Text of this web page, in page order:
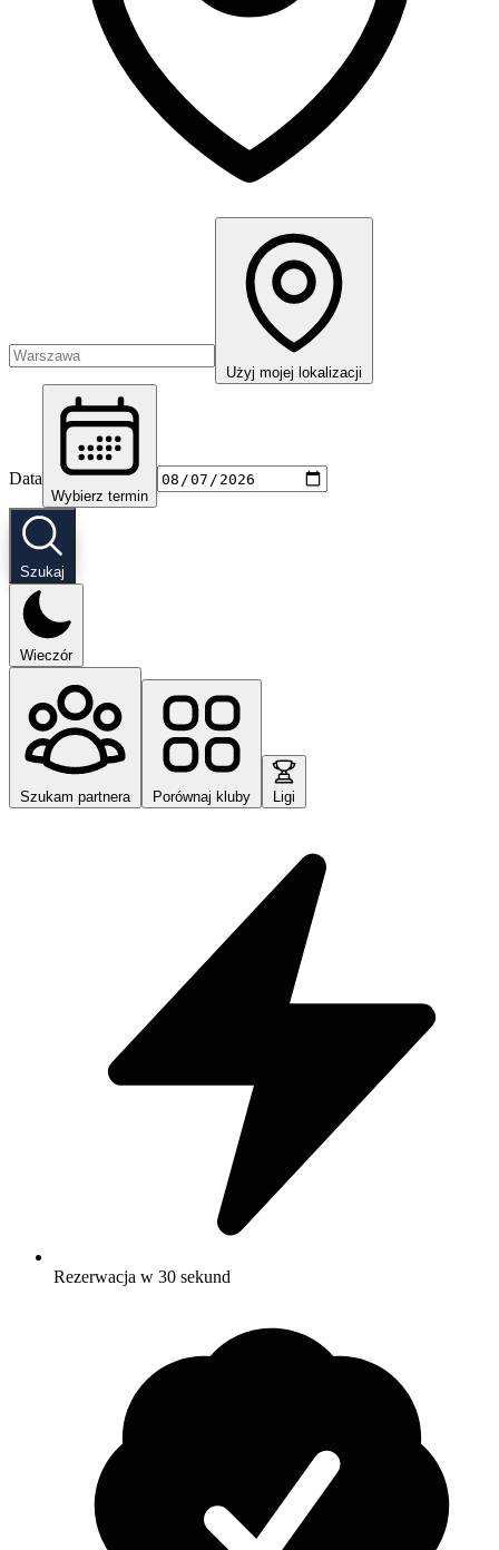
Użyj mojej lokalizacji
Data
Wybierz termin
Szukaj
Wieczór
Szukam partnera Porównaj kluby Ligi
Rezerwacja w 30 sekund